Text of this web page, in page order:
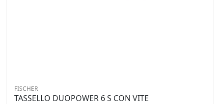
FISCHER
TASSELLO DUOPOWER 6 S CON VITE